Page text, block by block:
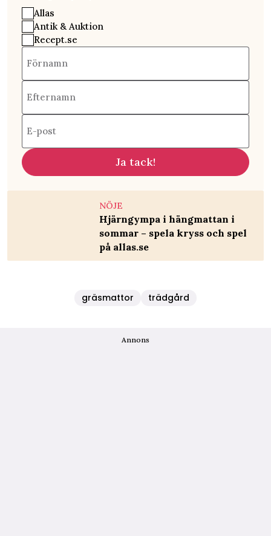
Allas
Antik & Auktion
Recept.se
Förnamn
Efternamn
E-post
Ja tack!
NÖJE
Hjärngympa i hängmattan i
sommar – spela kryss och spel
på allas.se
gräsmattor trädgård
Annons